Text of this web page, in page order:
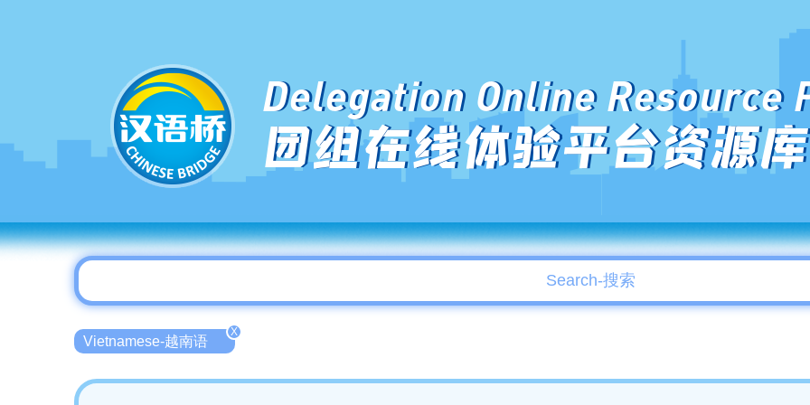
Delegation Online Resource
团组在线体验平台资源库
Vietnamese-越南语
X